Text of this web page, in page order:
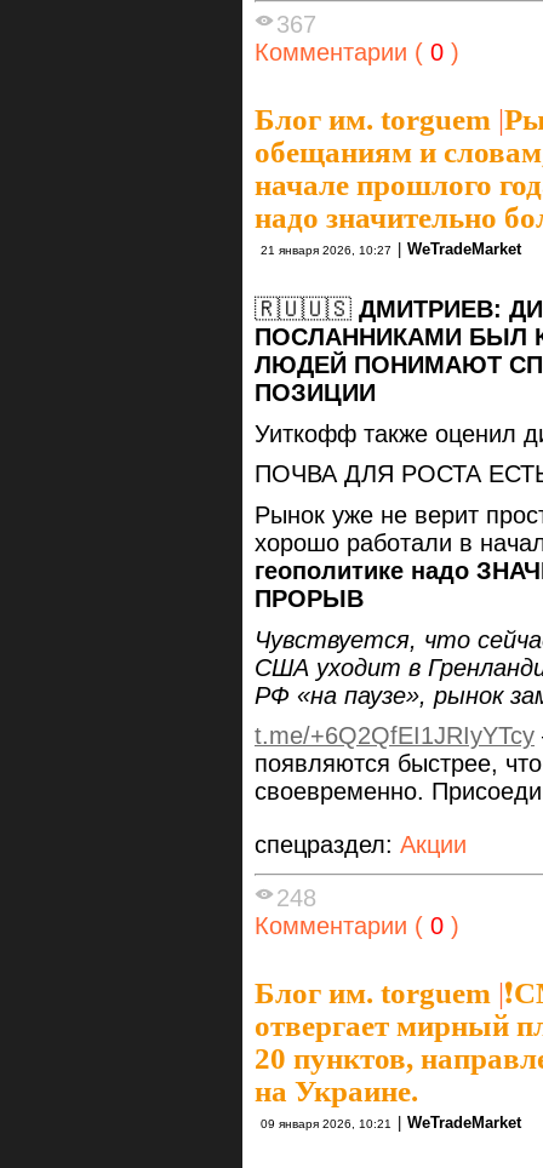
367
Комментарии ( 0 )
Блог им. torguem |
обещаниям и
начале прошлого
надо значительно
21 января 2026, 10:27 | WeTradeMarket
🇷🇺🇺🇸 ДМИТРИЕВ:
ПОСЛАННИКАМИ БЫЛ
ЛЮДЕЙ ПОНИМАЮТ
ПОЗИЦИИ
Уиткофф также оценил
ПОЧВА ДЛЯ РОСТА
Рынок уже не верит
хорошо работали в
геополитике надо
ПРОРЫВ
Чувствуется, что
США уходит в
РФ «на паузе», рынок
t.me/+6Q2QfEI1JRIyYTcy
появляются быстрее,
своевременно.
спецраздел: Акции
248
Комментарии ( 0 )
Блог им. torguem |
отвергает мирный
20 пунктов,
на Украине.
09 января 2026, 10:21 WeTradeMarket